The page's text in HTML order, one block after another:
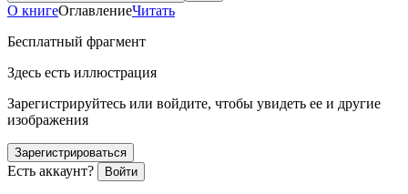
О книгеОглавлениеЧитать
Бесплатный фрагмент
Здесь есть иллюстрация
Зарегистрируйтесь или войдите, чтобы увидеть ее и другие
изображения
Зарегистрироваться
Есть аккаунт? Войти